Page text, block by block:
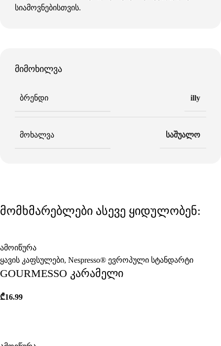
სიამოვნებისთვის.
მიმოხილვა
ᲑᲠᲔᲜᲓᲘ illy
ᲛᲝᲮᲐᲚᲕᲐ საშუალო
მომხმარებლები ასევე ყიდულობენ:
ამოიწურა
ყავის კაფსულები, Nespresso® ევროპული სტანდარტი
GOURMESSO კარამელი
₾16.99